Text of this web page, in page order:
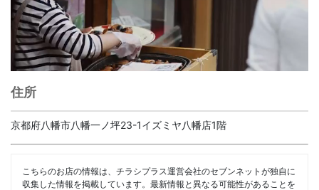
住所
京都府八幡市八幡一ノ坪23-1イズミヤ八幡店1階
こちらのお店の情報は、チラシプラス運営会社のセブンネットが独自に
収集した情報を掲載しています。最新情報と異なる可能性があることを